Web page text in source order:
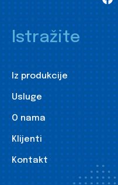
Istražite
Iz produkcije
Usluge
O nama
Klijenti
Kontakt